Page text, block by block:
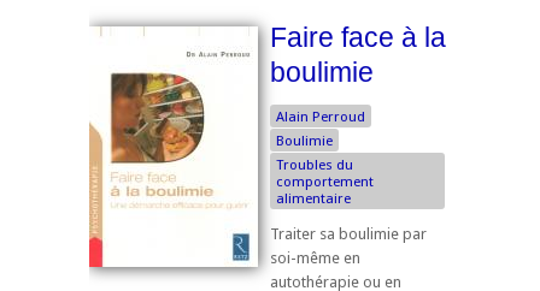
Faire face à la
boulimie
Alain Perroud
Boulimie
Troubles du
comportement
alimentaire
Traiter sa boulimie par
soi-même en
autothérapie ou en